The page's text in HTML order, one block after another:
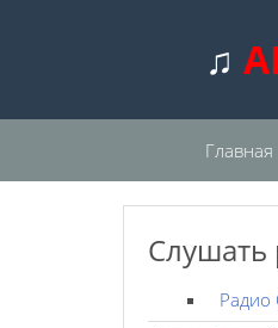
♫
Главная
Слушать
Радио